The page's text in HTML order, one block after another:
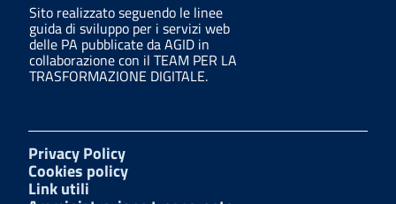
Sito realizzato seguendo le linee
guida di sviluppo per i servizi web
delle PA pubblicate da AGID in
collaborazione con il TEAM PER LA
TRASFORMAZIONE DIGITALE.
Privacy Policy
Cookies policy
Link utili